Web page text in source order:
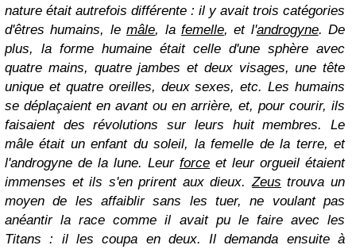
nature était autrefois différente : il y avait trois catégories
d'êtres humains, lemâle, la femelle, et l'androgyne. De
plus, la forme humaine était celle d'une sphère avec
quatre mains, quatre jambes et deux visages, une tête
unique et quatre oreilles, deux sexes, etc. Les humains
se déplaçaient en avant ou en arrière, et, pour courir, ils
faisaient des révolutions sur leurs huit membres. Le
mâle était un enfant du soleil, la femelle de la terre, et
l'androgyne de la lune. Leur force et leur orgueil étaient
immenses et ils s'en prirent aux dieux.Zeus trouva un
moyen de les affaiblir sans les tuer, ne voulant pas
anéantir la race comme il avait pu le faire avec les
Titans : il les coupa en deux. Il demanda ensuite à